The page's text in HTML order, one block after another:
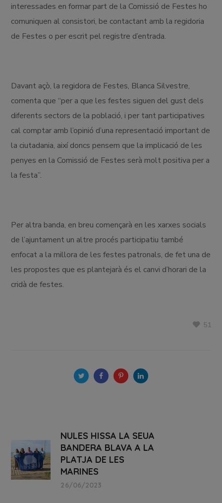
interessades en formar part de la Comissió de Festes ho
comuniquen al consistori, be contactant amb la regidoria
de Festes o per escrit pel registre d’entrada.
Davant açò, la regidora de Festes, Blanca Silvestre,
comenta que “per a que les festes siguen del gust dels
diferents sectors de la població, i per tant participatives
cal comptar amb l’opinió d’una representació important de
la ciutadania, així doncs pensem que la implicació de les
penyes en la Comissió de Festes serà molt positiva per a
la festa”.
Per altra banda, en breu començarà en les xarxes socials
de l’ajuntament un altre procés participatiu també
enfocat a la millora de les festes patronals, de fet una de
les propostes que es plantejarà és el canvi d’horari de la
cridà de festes.
51
NULES HISSA LA SEUA
BANDERA BLAVA A LA
PLATJA DE LES
MARINES
26/06/2023